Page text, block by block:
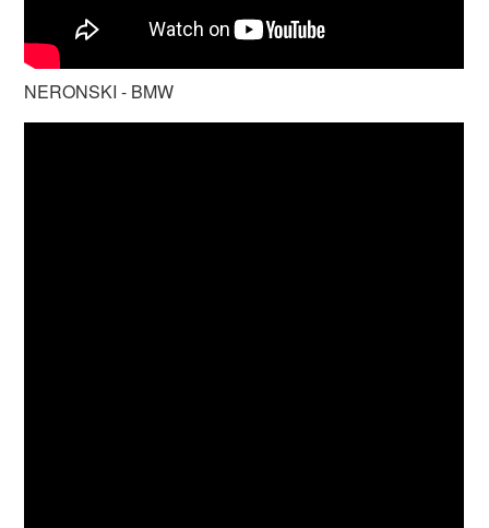
NERONSKI - BMW